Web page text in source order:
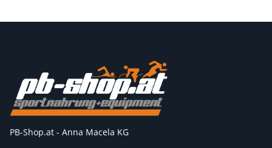
PB-Shop.at - Anna Macela KG